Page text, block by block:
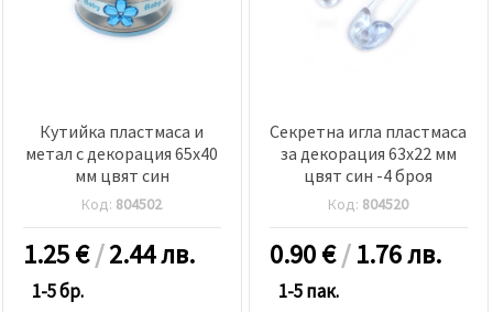
Кутийка пластмаса и
метал с декорация 65x40
мм цвят син
Код: 804502
1.25€/2.44 лв.
1-5 бр.
Секретна игла пластмаса
за декорация 63x22 мм
цвят син -4 броя
Код: 804520
0.90€/1.76 лв.
1-5 пак.